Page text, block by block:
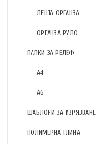
ЛЕНТА ОРГАНЗА
ОРГАНЗА РУЛО
ПАПКИ ЗА РЕЛЕФ
А4
А6
ШАБЛОНИ ЗА ИЗРЯЗВАНЕ
ПОЛИМЕРНА ГЛИНА